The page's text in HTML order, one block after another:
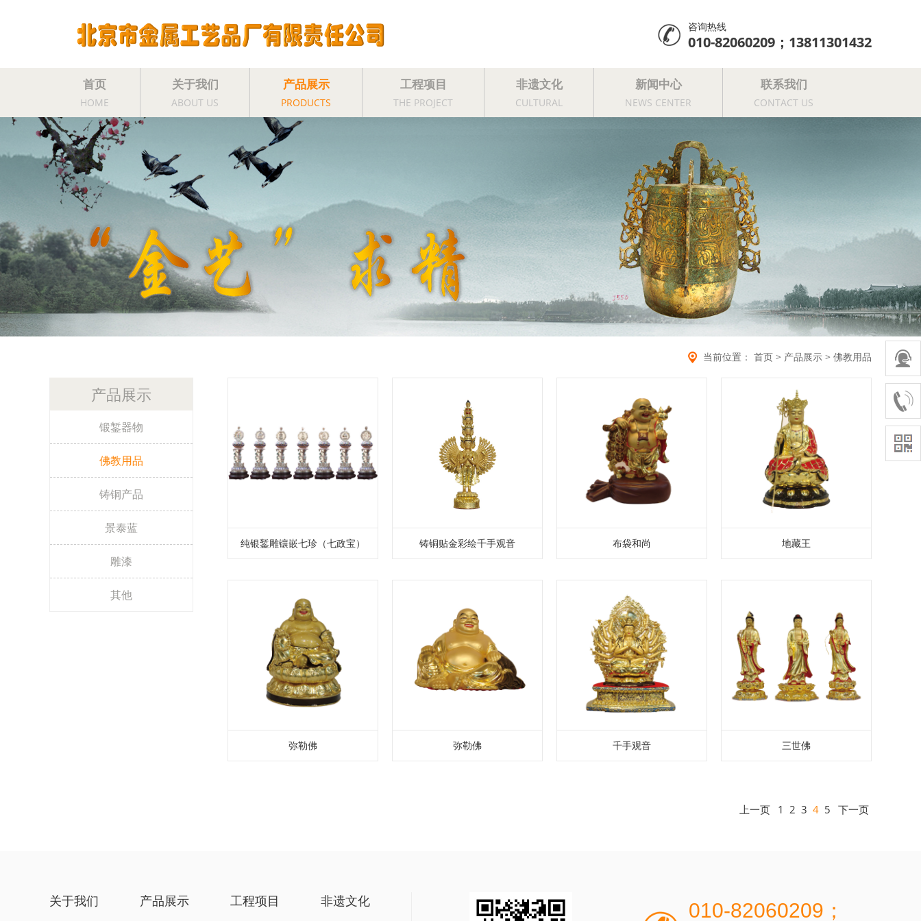
咨询热线
010-82060209；13811301432
首页
HOME
关于我们
ABOUT US
产品展示
PRODUCTS
工程项目
THE PROJECT
非遗文化
CULTURAL
新闻中心
NEWS CENTER
联系我们
CONTACT US
当前位置： 首页 > 产品展示 > 佛教用品
产品展示
锻錾器物
佛教用品
铸铜产品
景泰蓝
雕漆
其他
纯银錾雕镶嵌七珍（七政宝） 铸铜贴金彩绘千手观音 布袋和尚 地藏王
弥勒佛 弥勒佛 千手观音 三世佛
上一页 1 2 3 4 5 下一页
关于我们 产品展示 工程项目 非遗文化 010-82060209；